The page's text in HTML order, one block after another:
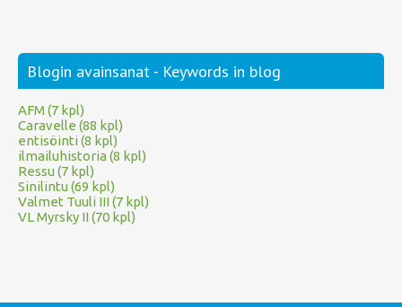
Blogin avainsanat - Keywords in blog
AFM (7 kpl)
Caravelle (88 kpl)
entisöinti (8 kpl)
ilmailuhistoria (8 kpl)
Ressu (7 kpl)
Sinilintu (69 kpl)
Valmet Tuuli III (7 kpl)
VL Myrsky II (70 kpl)